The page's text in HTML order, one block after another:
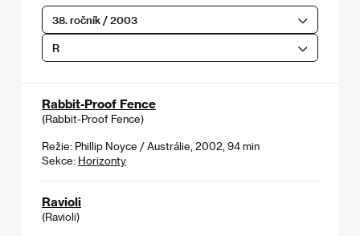
38. ročník / 2003
R
Rabbit-Proof Fence
(Rabbit-Proof Fence)
Režie: Phillip Noyce / Austrálie, 2002, 94 min
Sekce: Horizonty
Ravioli
(Ravioli)